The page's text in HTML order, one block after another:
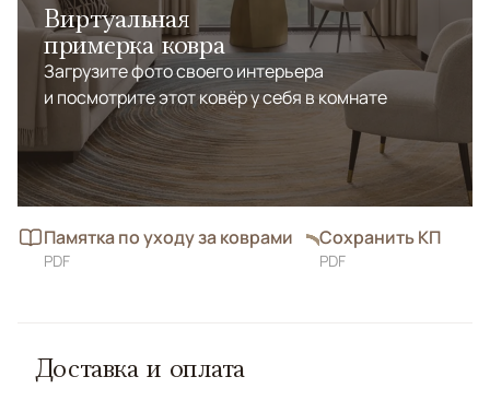
Виртуальная
примерка ковра
Загрузите фото своего интерьера
и посмотрите этот ковёр у себя в комнате
Памятка по уходу за коврами
PDF
Сохранить КП
PDF
Доставка и оплата